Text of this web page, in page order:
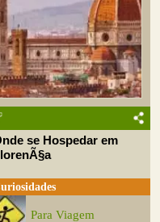
se Hospedar em
Para Viagem